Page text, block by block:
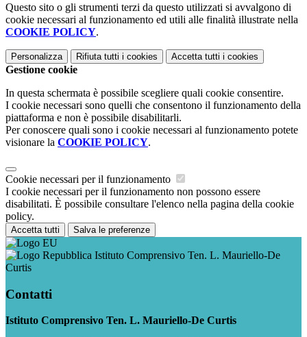
Questo sito o gli strumenti terzi da questo utilizzati si avvalgono di
cookie necessari al funzionamento ed utili alle finalità illustrate nella
COOKIE POLICY.
Personalizza Rifiuta tutti i cookies Accetta tutti i cookies
Gestione cookie
In questa schermata è possibile scegliere quali cookie consentire.
I cookie necessari sono quelli che consentono il funzionamento della
piattaforma e non è possibile disabilitarli.
Per conoscere quali sono i cookie necessari al funzionamento potete
visionare la COOKIE POLICY.
Cookie necessari per il funzionamento
I cookie necessari per il funzionamento non possono essere
disabilitati. È possibile consultare l'elenco nella pagina della cookie
policy.
Accetta tutti Salva le preferenze
Istituto Comprensivo Ten. L. Mauriello-De
Curtis
Contatti
Istituto Comprensivo Ten. L. Mauriello-De Curtis